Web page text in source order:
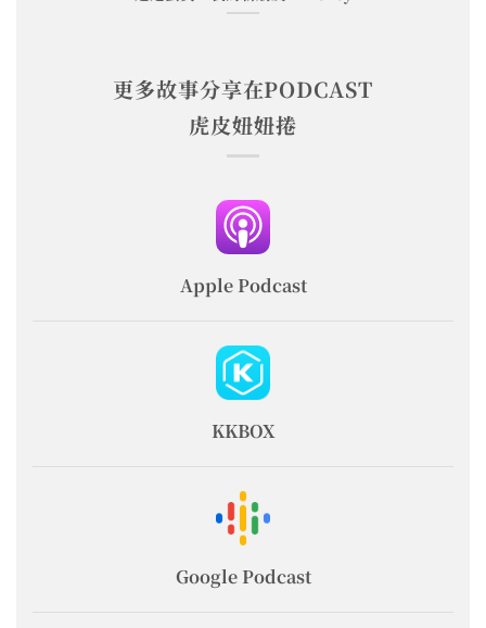
更多故事分享在PODCAST
虎皮妞妞捲
Apple Podcast
KKBOX
Google Podcast